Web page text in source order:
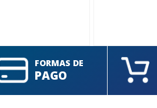
FORMAS DE
PAGO